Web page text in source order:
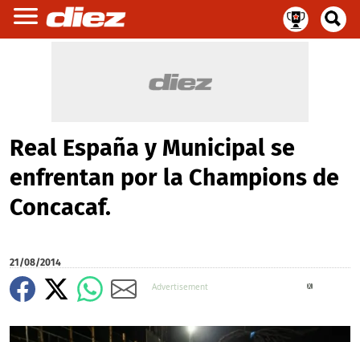
Real España y Municipal se
enfrentan por la Champions de
Concacaf.
21/08/2014
X